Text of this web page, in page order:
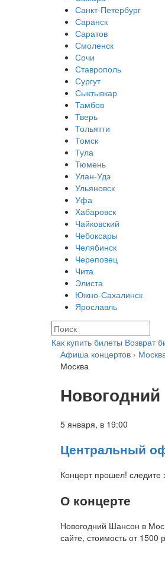
Санкт-Петербург
Саранск
Саратов
Смоленск
Сочи
Ставрополь
Сургут
Сыктывкар
Тамбов
Тверь
Тольятти
Томск
Тула
Тюмень
Улан-Удэ
Ульяновск
Уфа
Хабаровск
Чайковский
Чебоксары
Челябинск
Череповец
Чита
Элиста
Южно-Сахалинск
Ярославль
Как купить билеты Возврат
Афиша концертов ›
Москва
5 января, в 19:00
Центральный
Концерт прошел! следите
О концерте
Новогодний Шансон в
сайте, стоимость от 1500